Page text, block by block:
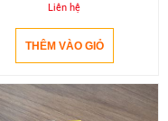
Liên hệ